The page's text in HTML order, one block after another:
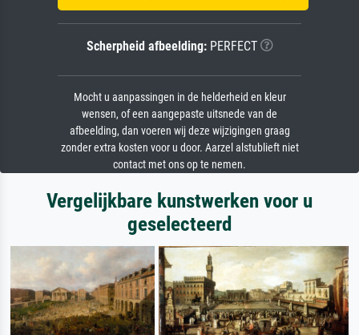
Scherpheid afbeelding:PERFECT
Mocht u aanpassingen in de helderheid en kleur
wensen, of een aangepaste uitsnede van de
afbeelding, dan voeren wij deze wijzigingen graag
zonder extra kosten voor u door. Aarzel alstublieft niet
contact met ons op te nemen.
Vergelijkbare kunstwerken voor u
geselecteerd